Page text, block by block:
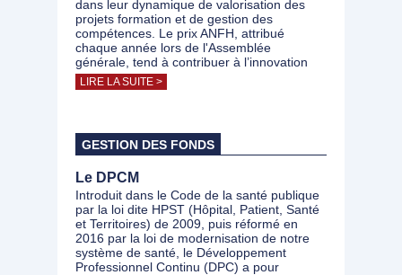
dans leur dynamique de valorisation des
projets formation et de gestion des
compétences. Le prix ANFH, attribué
chaque année lors de l'Assemblée
générale, tend à contribuer à l’innovation
LIRE LA SUITE >
GESTION DES FONDS
Le DPCM
Introduit dans le Code de la santé publique
par la loi dite HPST (Hôpital, Patient, Santé
et Territoires) de 2009, puis réformé en
2016 par la loi de modernisation de notre
système de santé, le Développement
Professionnel Continu (DPC) a pour